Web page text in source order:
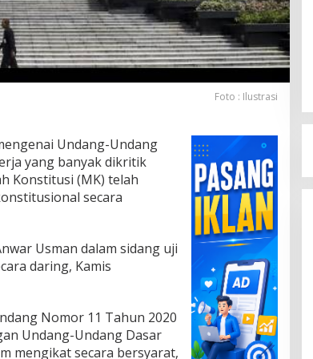
Foto : Ilustrasi
Undang-Undang
yang banyak dikritik
Konstitusi (MK) telah
secara
Usman dalam sidang uji
daring, Kamis
Nomor 11 Tahun 2020
Undang-Undang Dasar
mengikat secara bersyarat,